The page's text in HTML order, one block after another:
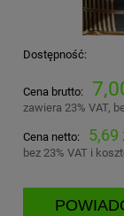
Dostępność:
Cena brutto:
zawiera 23% VAT,
Cena netto: 5,69
bez 23% VAT i